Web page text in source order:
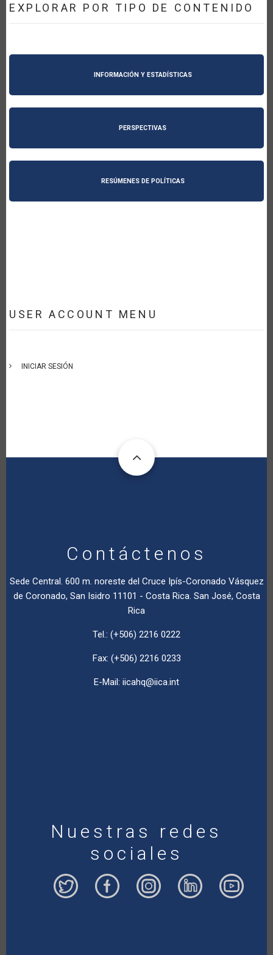
EXPLORAR POR TIPO DE CONTENIDO
INFORMACIÓN Y ESTADÍSTICAS
PERSPECTIVAS
RESÚMENES DE POLÍTICAS
USER ACCOUNT MENU
INICIAR SESIÓN
Contáctenos
Sede Central. 600 m. noreste del Cruce Ipís-Coronado Vásquez
de Coronado, San Isidro 11101 - Costa Rica. San José, Costa
Rica
Tel.: (+506) 2216 0222
Fax: (+506) 2216 0233
E-Mail: iicahq@iica.int
Nuestras redes
sociales